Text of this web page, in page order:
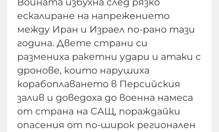
ескалиране на напрежението
между Иран и Израел по-рано тази
година. Двете страни си
размениха ракетни удари и атаки с
дронове, които нарушиха
корабоплаването в Персийския
залив и доведоха до военна намеса
от страна на САЩ, пораждайки
опасения от по-широк регионален